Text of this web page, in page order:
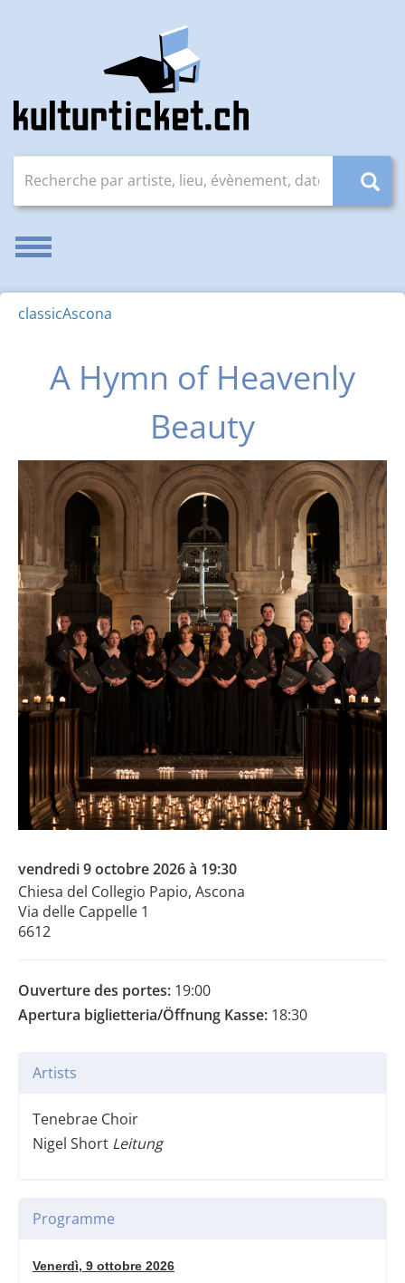
Recherche par artiste, lieu, évènement, date
Activer/désactiver la navigation
classicAscona
A Hymn of Heavenly
Beauty
vendredi 9 octobre 2026 à 19:30
Chiesa del Collegio Papio, Ascona
Via delle Cappelle 1
6612
Ouverture des portes: 19:00
Apertura biglietteria/Öffnung Kasse: 18:30
Artists
Tenebrae Choir
Nigel Short Leitung
Programme
Venerdì, 9 ottobre 2026